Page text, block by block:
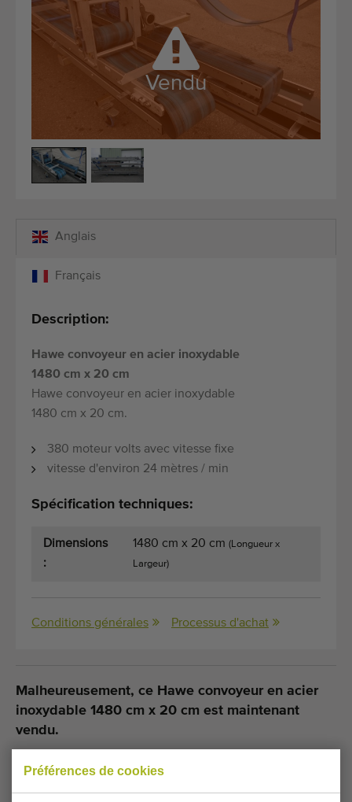
Préférences de cookies
Contact
Équipement de qualité
Livraison dans le monde entier
Depuis 1977
Vendu
Français
Anglais
Description:
Hawe convoyeur en acier inoxydable
1480 cm x 20 cm
Hawe convoyeur en acier inoxydable
1480 cm x 20 cm.
380 moteur volts avec vitesse fixe
vitesse d'environ 24 mètres / min
Spécification techniques:
Dimensions
:
1480 cm x 20 cm (Longueur x
Largeur)
Conditions générales Processus d'achat
Malheureusement, ce Hawe convoyeur en acier
inoxydable 1480 cm x 20 cm est maintenant
vendu.
Souhaitez-vous être tenu informé lorsqu'un Convoyeurs